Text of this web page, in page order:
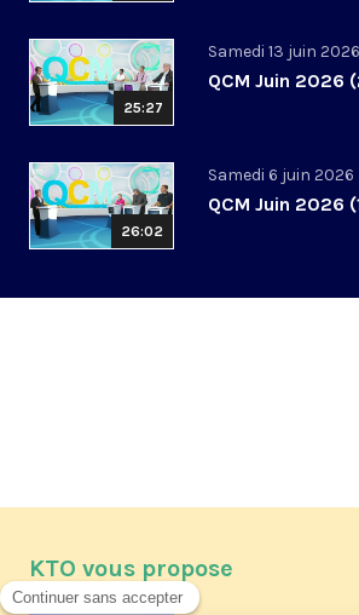
25:27
Samedi 13 juin 2026
QCM Juin 2026
26:02
Samedi 6 juin 2026
QCM Juin 2026
KTO vous propose